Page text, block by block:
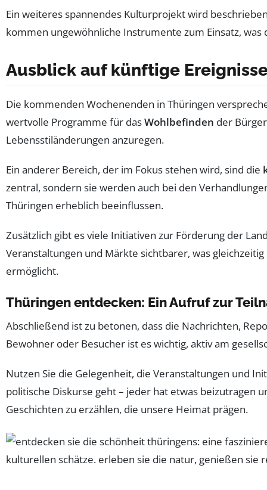
Ein weiteres spannendes Kulturprojekt wird
kommen ungewöhnliche Instrumente zum Einsatz,
Ausblick auf künftige
Die kommenden Wochenenden in Thüringen
wertvolle Programme für dasWohlbefinden der
Lebensstiländerungen anzuregen.
Ein anderer Bereich, der im Fokus stehen wird, sind die
zentral, sondern sie werden auch bei den
Thüringen erheblich beeinflussen.
Zusätzlich gibt es viele Initiativen zur Förderung der
Veranstaltungen und Märkte sichtbarer, was
ermöglicht.
Thüringen entdecken: Ein Aufruf zur
Abschließend ist zu betonen, dass die Nachrichten,
Bewohner oder Besucher ist es wichtig, aktiv am
Nutzen Sie die Gelegenheit, die Veranstaltungen und
politische Diskurse geht – jeder hat etwas beizutragen
Geschichten zu erzählen, die unsere Heimat prägen.